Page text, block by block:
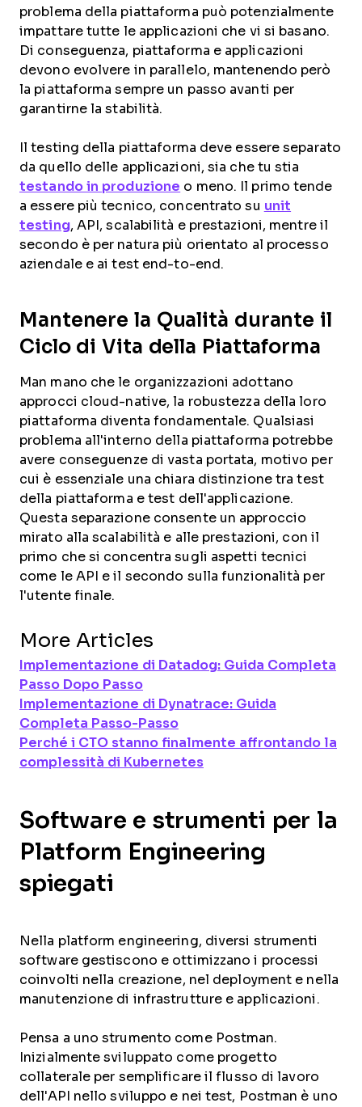
problema della piattaforma può potenzialmente
impattare tutte le applicazioni che vi si basano.
Di conseguenza, piattaforma e applicazioni
devono evolvere in parallelo, mantenendo però
la piattaforma sempre un passo avanti per
garantirne la stabilità.
Il testing della piattaforma deve essere separato
da quello delle applicazioni, sia che tu stia
testando in produzione o meno. Il primo tende
a essere più tecnico, concentrato su unit
testing, API, scalabilità e prestazioni, mentre il
secondo è per natura più orientato al processo
aziendale e ai test end-to-end.
Mantenere la Qualità durante il
Ciclo di Vita della Piattaforma
Man mano che le organizzazioni adottano
approcci cloud-native, la robustezza della loro
piattaforma diventa fondamentale. Qualsiasi
problema all'interno della piattaforma potrebbe
avere conseguenze di vasta portata, motivo per
cui è essenziale una chiara distinzione tra test
della piattaforma e test dell'applicazione.
Questa separazione consente un approccio
mirato alla scalabilità e alle prestazioni, con il
primo che si concentra sugli aspetti tecnici
come le API e il secondo sulla funzionalità per
l'utente finale.
More Articles
Implementazione di Datadog: Guida Completa
Passo Dopo Passo
Implementazione di Dynatrace: Guida
Completa Passo-Passo
Perché i CTO stanno finalmente affrontando la
complessità di Kubernetes
Software e strumenti per la
Platform Engineering
spiegati
Nella platform engineering, diversi strumenti
software gestiscono e ottimizzano i processi
coinvolti nella creazione, nel deployment e nella
manutenzione di infrastrutture e applicazioni.
Pensa a uno strumento come Postman.
Inizialmente sviluppato come progetto
collaterale per semplificare il flusso di lavoro
dell'API nello sviluppo e nei test, Postman è uno